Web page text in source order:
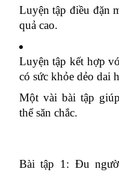
Luyện tập điều đặn
quả cao.
Luyện tập kết hợp
có sức khỏe dẻo dai
Một vài bài tập
thể săn chắc.
Bài tập 1: Đu